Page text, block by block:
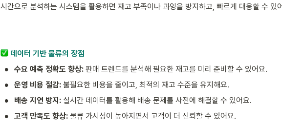
시간으로 분석하는 시스템을 활용하면 재고 부족이나 과잉을 방지하고, 빠르게 대응할 수 있
데이터 기반 물류의 장점
• 수요 예측 정확도 향상: 판매 트렌드를 분석해 필요한 재고를 미리 준비할 수 있어요.
• 운영 비용 절감: 불필요한 비용을 줄이고, 최적의 재고 수준을 유지해요.
• 배송 지연 방지: 실시간 데이터를 활용해 배송 문제를 사전에 해결할 수 있어요.
• 고객 만족도 향상: 물류 가시성이 높아지면서 고객이 더 신뢰할 수 있어요.